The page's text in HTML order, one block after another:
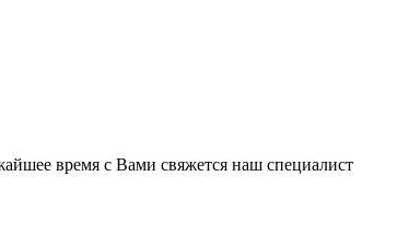
время с Вами свяжется наш специалист